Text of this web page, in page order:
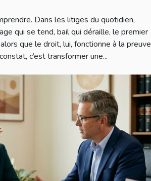
Dans les litiges du quotidien,
qui se tend, bail qui déraille, le premier
que le droit, lui, fonctionne à la preuve
c’est transformer une...